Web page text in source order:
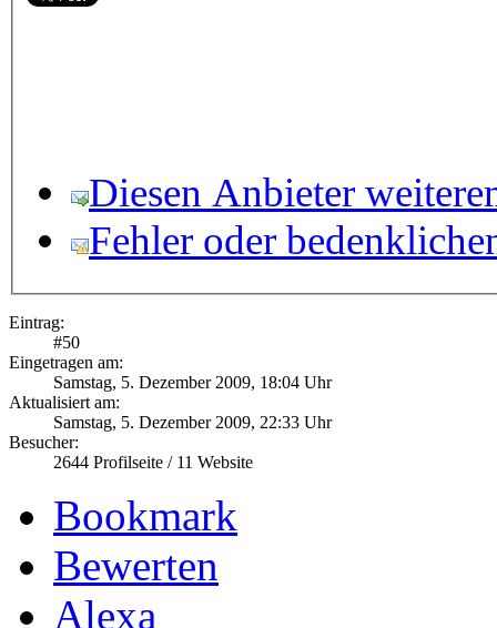
Diesen Anbieter
Fehler oder
Eintrag:
#50
Eingetragen am:
Samstag, 5. Dezember 2009, 18:04 Uhr
Aktualisiert am:
Samstag, 5. Dezember 2009, 22:33 Uhr
Besucher:
2644 Profilseite / 11 Website
Bookmark
Bewerten
Alexa